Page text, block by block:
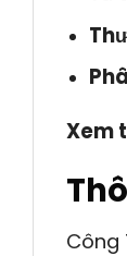
Xem
Công